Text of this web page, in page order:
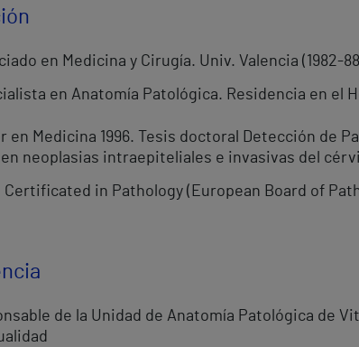
en Medicina y Cirugía. Univ. Valencia (1982-
en Anatomía Patológica. Residencia en el
en Medicina 1996. Tesis doctoral Detección de
en neoplasias intraepiteliales e invasivas del
Certificated in Pathology (European Board of
de la Unidad de Anatomía Patológica de